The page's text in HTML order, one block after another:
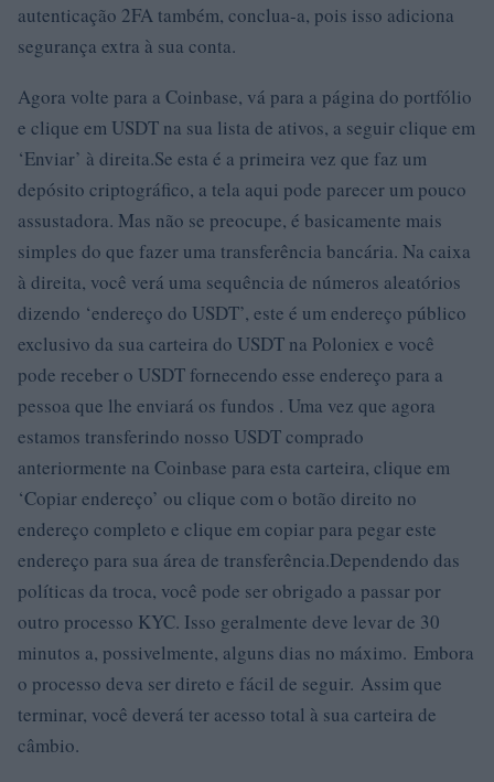
autenticação 2FA também, conclua-a, pois isso adiciona
segurança extra à sua conta.
Agora volte para a Coinbase, vá para a página do portfólio
e clique em USDT na sua lista de ativos, a seguir clique em
‘Enviar’ à direita.Se esta é a primeira vez que faz um
depósito criptográfico, a tela aqui pode parecer um pouco
assustadora. Mas não se preocupe, é basicamente mais
simples do que fazer uma transferência bancária. Na caixa
à direita, você verá uma sequência de números aleatórios
dizendo ‘endereço do USDT’, este é um endereço público
exclusivo da sua carteira do USDT na Poloniex e você
pode receber o USDT fornecendo esse endereço para a
pessoa que lhe enviará os fundos . Uma vez que agora
estamos transferindo nosso USDT comprado
anteriormente na Coinbase para esta carteira, clique em
‘Copiar endereço’ ou clique com o botão direito no
endereço completo e clique em copiar para pegar este
endereço para sua área de transferência.Dependendo das
políticas da troca, você pode ser obrigado a passar por
outro processo KYC. Isso geralmente deve levar de 30
minutos a, possivelmente, alguns dias no máximo. Embora
o processo deva ser direto e fácil de seguir. Assim que
terminar, você deverá ter acesso total à sua carteira de
câmbio.